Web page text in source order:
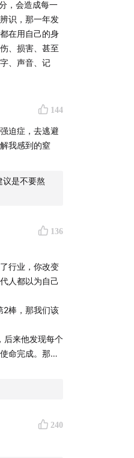
，会造成每一
识，那一年发
在用自己的身
、损害、甚至
、声音、记
144
迫症，去逃避
我感到的窒
议是不要熬
136
行业，你改变
人都以为自己
2棒，那我们该
后来他发现每个
命完成。那一
棒的人，但依
，把刚才说的
许由于我们跑
有下一棒，永
240